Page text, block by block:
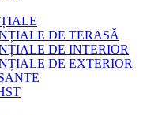
DE TERASĂ
DE INTERIOR
DE EXTERIOR